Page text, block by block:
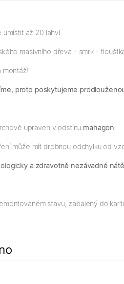
až 20 lahví
masivního dřeva - smrk -
montáž!
proto poskytujeme
upraven v odstínu mahagon
může mít drobnou odchylku od
a zdravotně nezávadné
stavu, zabalený do